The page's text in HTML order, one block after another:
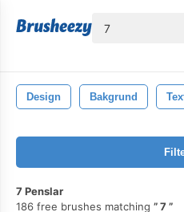
Design Bakgrund
7 Penslar
186 free brushes matching
7